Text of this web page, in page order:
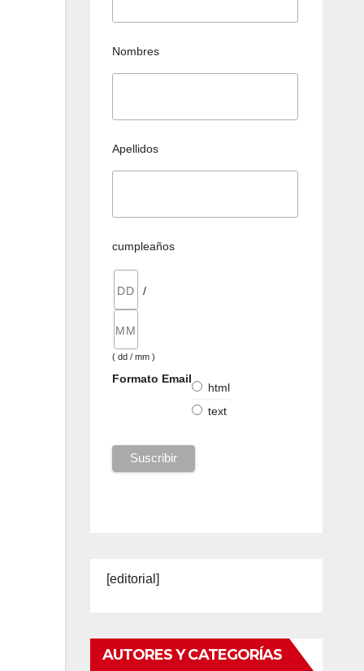
Nombres
Apellidos
cumpleaños
/
( dd / mm )
Formato Email
html
text
[editorial]
AUTORES Y CATEGORÍAS